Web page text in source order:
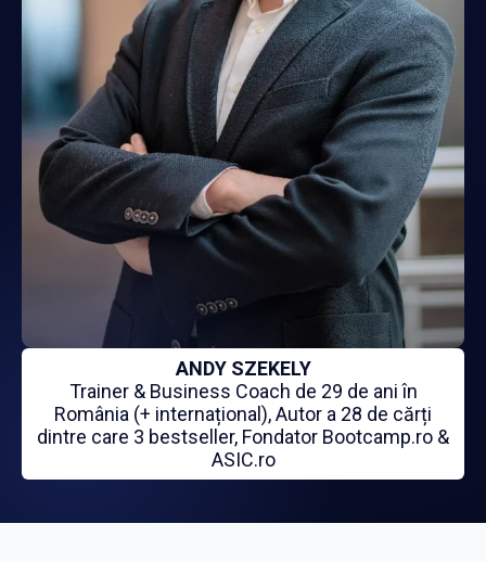
ANDY SZEKELY
Trainer & Business Coach de 29 de ani în
România (+ internațional), Autor a 28 de cărți
dintre care 3 bestseller, Fondator Bootcamp.ro &
ASIC.ro